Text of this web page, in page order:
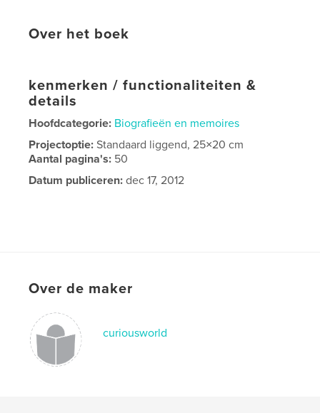
Over het boek
kenmerken / functionaliteiten &
details
Hoofdcategorie: Biografieën en memoires
Projectoptie:Standaard liggend, 25×20 cm
Aantal pagina's: 50
Datum publiceren: dec 17, 2012
Over de maker
curiousworld